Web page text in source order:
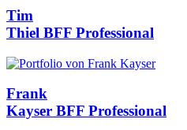
Tim
Thiel BFF Professional
Frank
Kayser BFF Professional